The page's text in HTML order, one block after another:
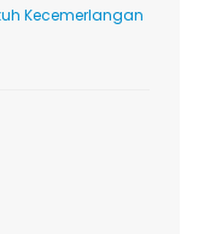
Kecemerlangan